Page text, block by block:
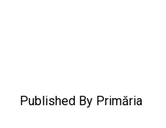
Published By Primăria